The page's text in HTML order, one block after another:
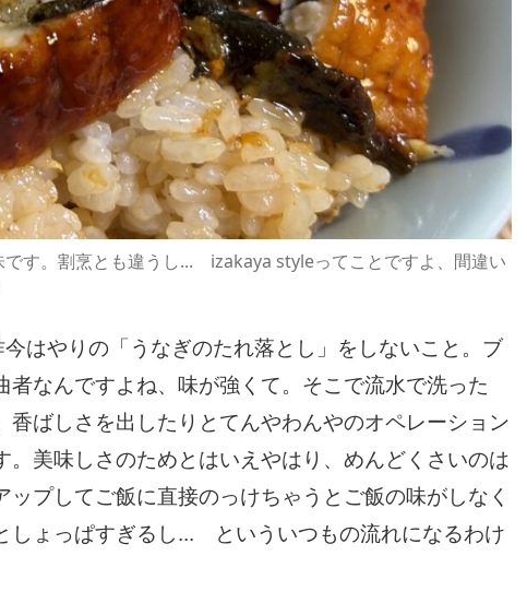
す。割烹とも違うし... izakaya styleってことですよ、間違い
はやりの「うなぎのたれ落とし」をしないこと。ブ
者なんですよね、味が強くて。そこで流水で洗った
香ばしさを出したりとてんやわんやのオペレーション
美味しさのためとはいえやはり、めんどくさいのは
プしてご飯に直接のっけちゃうとご飯の味がしなく
しょっぱすぎるし... といういつもの流れになるわけ
1月
21 Posts
2月
21 Posts
3月
Posts
4月
5月
Posts
6月
15 Posts
7月
16 Posts
8月
9月
16 Posts
10月
10 Posts
11月
15 Posts
12月
1月
26 Posts
2月
23 Posts
3月
Posts
4月
5月
Posts
6月
23 Posts
7月
25 Posts
8月
9月
24 Posts
10月
19 Posts
11月
25 Posts
12月
1月
30 Posts
2月
30 Posts
3月
Posts
4月
5月
Posts
6月
3 Posts
7月
1 Post
8月
9月
29 Posts
10月
26 Posts
11月
18 Posts
12月
1月
0 Posts
2月
0 Posts
3月
Posts
4月
5月
Posts
6月
60 Posts
7月
58 Posts
8月
9月
33 Posts
10月
33 Posts
11月
40 Posts
12月